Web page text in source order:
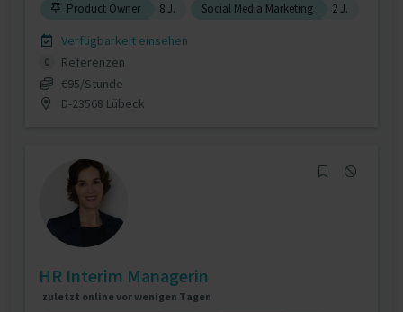
Product Owner
8 J. Social Media Marketing 2 J.
Verfügbarkeit einsehen
0
Referenzen
€95/Stunde
D-23568 Lübeck
HR Interim Managerin
zuletzt online vor wenigen Tagen